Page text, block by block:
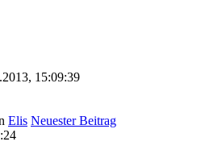
15:09:39
Elis Neuester Beitrag